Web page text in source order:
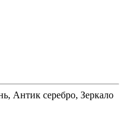
Антик серебро, Зеркало